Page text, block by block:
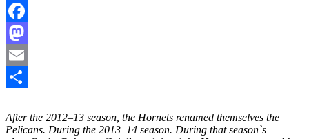
Facebook
Mastodon
Email
After the 2012–13 season, the Hornets renamed themselves the
Pelicans. During the 2013–14 season. During that season`s